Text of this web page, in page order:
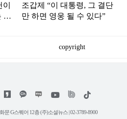
말
조갑제 “이 대통령, 그 결단
만 하면 영웅 될 수 있다”
copyright
위
트
틱
문 G스퀘어 12층 (주)소셜뉴스 | 02-3789-8900